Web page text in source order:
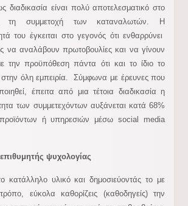
διαδικασία είναι πολύ αποτελεσματικό στο
τη συμμετοχή των καταναλωτών. Η
του έγκειται στο γεγονός ότι ενθαρρύνει
να αναλάβουν πρωτοβουλίες και να γίνουν
την προϋπόθεση πάντα ότι και το ίδιο το
στην όλη εμπειρία. Σύμφωνα με έρευνες που
έπειτα από μια τέτοια διαδικασία η
των συμμετεχόντων αυξάνεται κατά 68%
ή υπηρεσιών μέσω social media
ψυχολογίας
κατάλληλο υλικό και δημοσιεύοντάς το με
εύκολα καθορίζεις (καθοδηγείς) την